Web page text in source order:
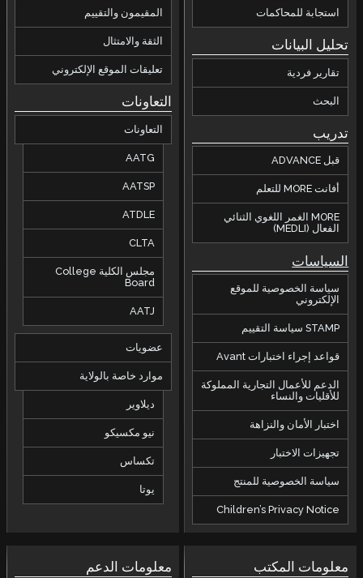
استجابة للمحاكمات
تحليل البيانات
تقارير فردية
البحث
تدريب
قبل ADVANCE
أفانت MORE للتعلم
MORE الغمر اللغوي الثنائي
الفعال (MEDLI)
السياسات
سياسة الخصوصية للموقع
الإلكتروني
STAMP سياسة التقييم
قواعد إجراء اختبارات Avant
الدعم للأعمال التجارية المملوكة
للأقليات والنساء
اختبار الأمان والنزاهة
تجهيزات الاختبار
سياسة الخصوصية للمنتج
Children’s Privacy Notice
المقيمون والتقييم
الثقة والامتثال
تعليقات الموقع الإلكتروني
التعاونات
التعاونات
AATG
AATSP
ATDLE
CLTA
مجلس الكلية College
Board
AATJ
عضويات
موارد خاصة بالولاية
ديلاوير
نيو مكسيكو
تكساس
يوتا
معلومات المكتب معلومات الدعم